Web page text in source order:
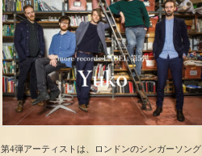
第4弾アーティストは、ロンドンのシンガーソング